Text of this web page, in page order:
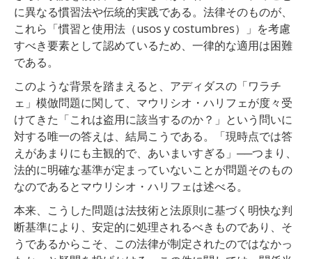
に異なる慣習法や伝統的実践である。法律そのものが、
これら「慣習と使用法（usos y costumbres）」を考慮
すべき要素として認めているため、一律的な適用は困難
である。
このような背景を踏まえると、アディダスの「ワラチ
ェ」模倣問題に関して、マウリシオ・ハリフェが度々受
けてきた「これは盗用に該当するのか？」という問いに
対する唯一の答えは、結局こうである。「現時点では答
えがあまりにも主観的で、あいまいすぎる」──つまり、
法的に明確な基準が定まっていないことが問題そのもの
なのであるとマウリシオ・ハリフェは述べる。
本来、こうした問題は法技術と法原則に基づく明快な判
断基準により、安定的に処理されるべきものであり、そ
うであるからこそ、この法律が制定されたのではなかっ